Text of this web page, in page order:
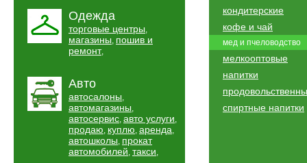
Одежда
торговые центры,
магазины, пошив и
ремонт,
Авто
автосалоны,
автомагазины,
автосервис, авто услуги,
продаю, куплю, аренда,
автошколы, прокат
автомобилей, такси,
кондитерские
кофе и чай
мед и пчеловодство
мелкооптовые
напитки
спиртные напитки